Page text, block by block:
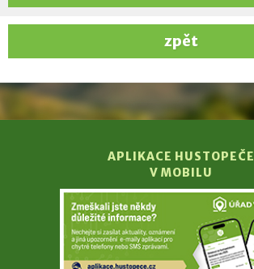
zpět
APLIKACE HUSTOPEČE
V MOBILU